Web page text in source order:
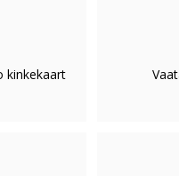
kinkekaart